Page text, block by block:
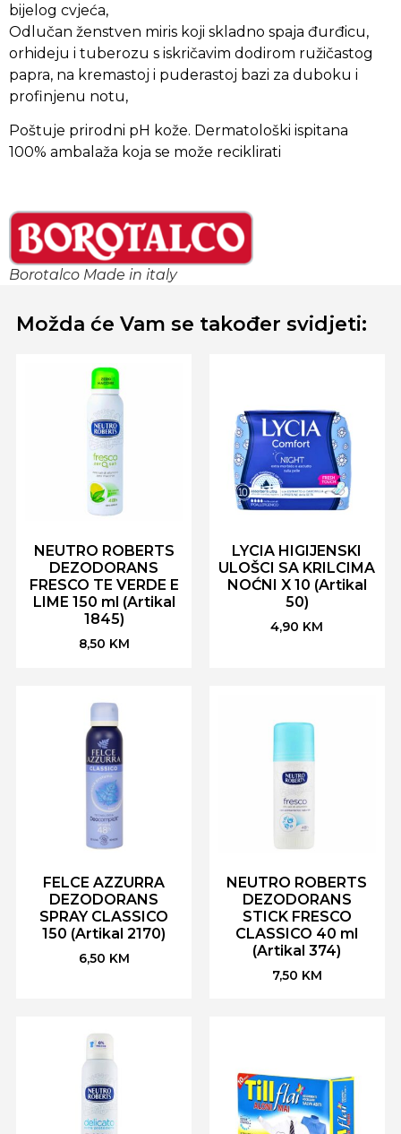
bijelog cvjeća,
Odlučan ženstven miris koji skladno spaja đurđicu,
orhideju i tuberozu s iskričavim dodirom ružičastog
papra, na kremastoj i puderastoj bazi za duboku i
profinjenu notu,
Poštuje prirodni pH kože. Dermatološki ispitana
100% ambalaža koja se može reciklirati
Borotalco Made in italy
Možda će Vam se također svidjeti:
NEUTRO ROBERTS
DEZODORANS
FRESCO TE VERDE E
LIME 150 ml (Artikal
1845)
8,50 KM
LYCIA HIGIJENSKI
ULOŠCI SA KRILCIMA
NOĆNI X 10 (Artikal
50)
4,90 KM
FELCE AZZURRA
DEZODORANS
SPRAY CLASSICO
150 (Artikal 2170)
6,50 KM
NEUTRO ROBERTS
DEZODORANS
STICK FRESCO
CLASSICO 40 ml
(Artikal 374)
7,50 KM